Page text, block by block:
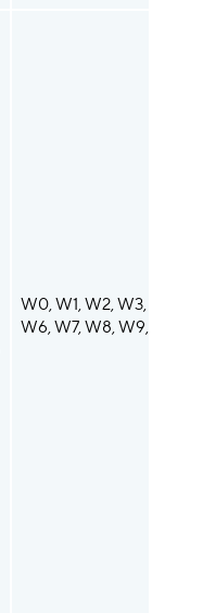
W0, W1, W2, W3, W4, W5,
W6, W7, W8, W9, W10,